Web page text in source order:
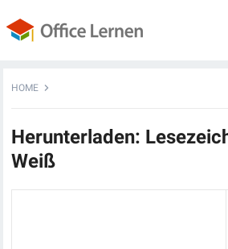
HOME
Herunterladen:
Weiß